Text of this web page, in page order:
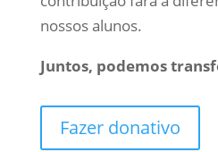
nossos alunos.
Juntos, podemos
Fazer donativo